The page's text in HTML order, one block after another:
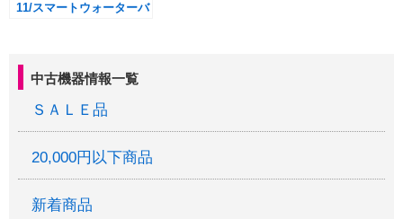
中古機器情報一覧
ＳＡＬＥ品
20,000円以下商品
新着商品
11/スマートウォーターバ